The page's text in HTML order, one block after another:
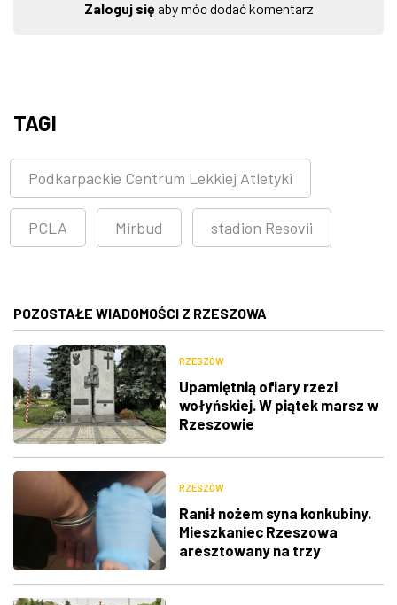
Zaloguj sięaby móc dodać komentarz
TAGI
Podkarpackie Centrum Lekkiej Atletyki
PCLA Mirbud stadion Resovii
POZOSTAŁE WIADOMOŚCI Z RZESZOWA
RZESZÓW
Upamiętnią ofiary rzezi
wołyńskiej. W piątek marsz w
Rzeszowie
RZESZÓW
Ranił nożem syna konkubiny.
Mieszkaniec Rzeszowa
aresztowany na trzy